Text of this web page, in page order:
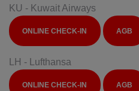
KU - Kuwait Airways
ONLINE CHECK-IN AGB
LH - Lufthansa
ONLINE CHECK-IN AGB